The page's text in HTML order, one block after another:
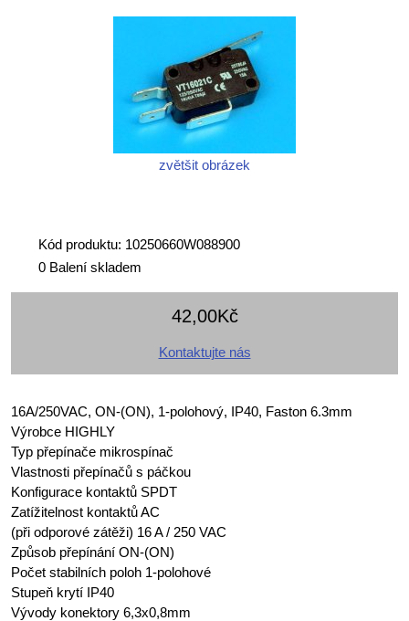
zvětšit obrázek
Kód produktu: 10250660W088900
0 Balení skladem
42,00Kč
Kontaktujte nás
16A/250VAC, ON-(ON), 1-polohový, IP40, Faston 6.3mm
Výrobce HIGHLY
Typ přepínače mikrospínač
Vlastnosti přepínačů s páčkou
Konfigurace kontaktů SPDT
Zatížitelnost kontaktů AC
(při odporové zátěži) 16 A / 250 VAC
Způsob přepínání ON-(ON)
Počet stabilních poloh 1-polohové
Stupeň krytí IP40
Vývody konektory 6,3x0,8mm